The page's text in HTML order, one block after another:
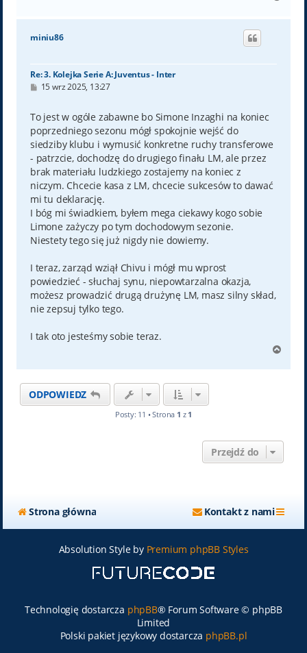
g
miniu86
Re: 3. Kolejka Serie A: Juventus - Inter
P
t
15 wrz 2025, 13:27
To jest w ogóle zabawne bo Simone Inzaghi na koniec
poprzedniego sezonu mógł spokojnie wejść do
siedziby klubu i wymusić konkretne ruchy transferowe
- patrzcie, dochodzę do drugiego finału LM, ale przez
brak materiału ludzkiego zostajemy na koniec z
niczym. Chcecie kasa z LM, chcecie sukcesów to dawać
mi tu deklarację.
I bóg mi świadkiem, byłem mega ciekawy kogo sobie
Limone zażyczy po tym dochodowym sezonie.
Niestety tego się już nigdy nie dowiemy.
I teraz, zarząd wziął Chivu i mógł mu wprost
powiedzieć - słuchaj synu, niepowtarzalna okazja,
możesz prowadzić drugą drużynę LM, masz silny skład,
nie zepsuj tylko tego.
I tak oto jesteśmy sobie teraz.
g
ODPOWIEDZ
Posty: 11 • Strona 1 z 1
Przejdź do
Strona główna Kontakt z nami
Absolution Style by Premium phpBB Styles
Technologię dostarcza phpBB® Forum Software © phpBB
Limited
Polski pakiet językowy dostarcza phpBB.pl